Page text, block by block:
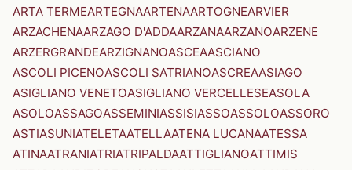
ARTA TERMEARTEGNAARTENAARTOGNEARVIER
ARZACHENAARZAGO D'ADDAARZANAARZANOARZENE
ARZERGRANDEARZIGNANOASCEAASCIANO
ASCOLI PICENOASCOLI SATRIANOASCREAASIAGO
ASIGLIANO VENETOASIGLIANO VERCELLESEASOLA
ASOLOASSAGOASSEMINIASSISIASSOASSOLOASSORO
ASTIASUNIATELETAATELLAATENA LUCANAATESSA
ATINAATRANIATRIATRIPALDAATTIGLIANOATTIMIS